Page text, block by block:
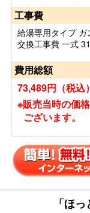
工事費
給湯専用タイプ ガ
交換工事費 一式
費用総額
73,489円（税込）
※販売当時の価
ございます。
「ほ